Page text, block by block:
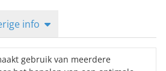
info
gebruik van meerdere